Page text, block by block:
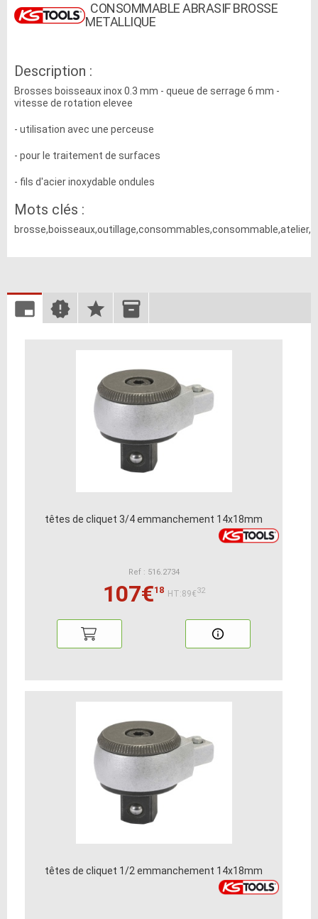
CONSOMMABLE ABRASIF BROSSE
METALLIQUE
Description :
Brosses boisseaux inox 0.3 mm - queue de serrage 6 mm -
vitesse de rotation elevee
- utilisation avec une perceuse
- pour le traitement de surfaces
- fils d'acier inoxydable ondules
Mots clés :
têtes de cliquet 3/4 emmanchement 14x18mm
Ref : 516.2734
107€18 HT:89€32
têtes de cliquet 1/2 emmanchement 14x18mm